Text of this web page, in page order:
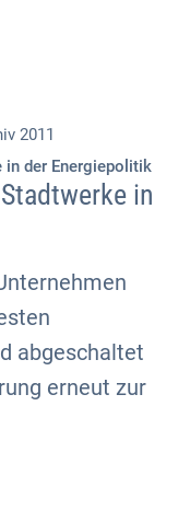
2011
in der Energiepolitik
in
abgeschaltet
erneut zur